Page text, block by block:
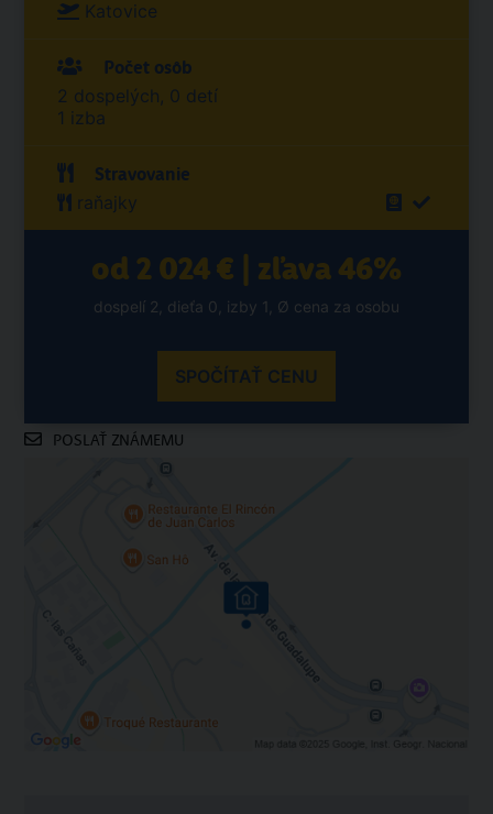
Katovice
Počet osôb
2 dospelých, 0 detí
1 izba
Stravovanie
raňajky
od 2 024 € | zľava 46%
dospelí 2, dieťa 0, izby 1, Ø cena za osobu
SPOČÍTAŤ CENU
POSLAŤ ZNÁMEMU